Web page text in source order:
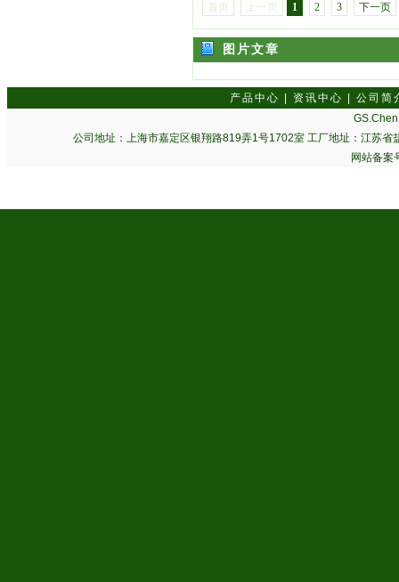
首页 上一页 1 2 3 下一页
图片文章
产品中心 资讯中心
公司简
公司地址：上海市嘉定区银翔路819弄1号1702室 工厂地址：江苏
网站备案